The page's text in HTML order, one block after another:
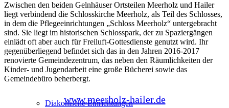
Diakonische Einrichtungen
Zwischen den beiden Gelnhäuser Ortsteilen Meerholz und Hailer
liegt verbindend die Schlosskirche Meerholz, als Teil des Schlosses,
in dem die Pflegeeinrichtungen „Schloss Meerholz“ untergebracht
sind. Sie liegt im historischen Schlosspark, der zu Spaziergängen
einlädt oft aber auch für Freiluft-Gottesdienste genutzt wird. Ihr
gegenüberliegend befindet sich das in den Jahren 2016-2017
renovierte Gemeindezentrum, das neben den Räumlichkeiten der
Kinder- und Jugendarbeit eine große Bücherei sowie das
Gemeindebüro beherbergt.
www.meerholz-hailer.de